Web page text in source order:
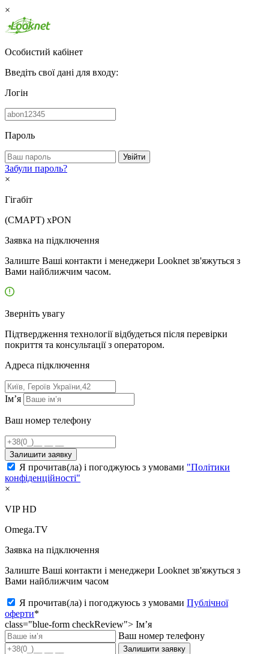
×
Особистий кабінет
Введіть свої дані для входу:
Логін
Пароль
Увійти
Забули пароль?
×
Гігабіт
(СМАРТ) xPON
Заявка на підключення
Залиште Ваші контакти і менеджери Looknet зв'яжуться з
Вами найближчим часом.
Зверніть увагу
Підтвердження технології відбудеться після перевірки
покриття та консультації з оператором.
Адресa підключення
Ім’я
Ваш номер телефону
Залишити заявку
Я прочитав(ла) і погоджуюсь з умовами "Політики
конфіденційності"
×
VIP HD
Omega.TV
Заявка на підключення
Залиште Ваші контакти і менеджери Looknet зв'яжуться з
Вами найближчим часом
Я прочитав(ла) і погоджуюсь з умовами Публічної
оферти*
class="blue-form checkReview"> Ім’я
Ваш номер телефону
Залишити заявку